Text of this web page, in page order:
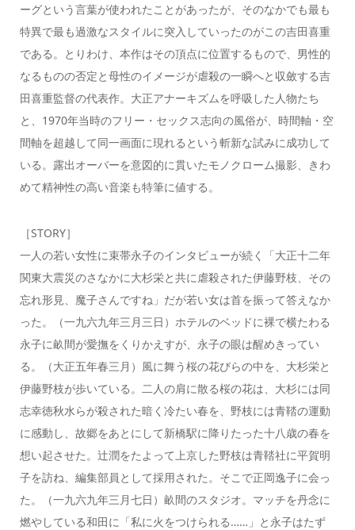
ーグという言葉が使われたことがあったが、そのなかでも最も
特異で最も過激なスタイルに突入していったのがこの吉田喜重
である。とりわけ、本作はその頂点に位置するもので、男性的
なるものの否定と母性のイメージが虐殺の一瞬へと収斂する吉
田喜重監督の代表作。大正アナーキズムを呼吸した人物たち
と、1970年当時のフリー・セックス志向の風俗が、時間軸・空
間軸を超越して同一画面に現れるという斬新な試みに成功して
いる。露出オーバーを意図的に貫いたモノクローム撮影、きわ
めて精神性の高い音楽も特筆に値する。
［STORY］
一人の若い女性に束帯永子のインタビューが続く「大正十二年
関東大震災のさなかに大杉栄と共に虐殺された伊藤野枝、その
忘れ形見、魔子さんですね」だが若い女は首を振って答えなか
った。（一九六九年三月三日）ホテルのベッドに裸で横たわる
永子に畝間が愛撫をくりかえすが、永子の眼は醒めきってい
る。（大正五年春三月）風に舞う桜の花びらの中を、大杉栄と
伊藤野枝が歩いている。二人の肩に散る桜の花は、大杉には同
志幸徳秋水らが殺された暗く冷たい春を、野枝には青鞜の運動
に感動し、故郷をあとにして新橋駅に降りたった十八歳の春を
想い起させた。辻潤をたよって上京した野枝は青鞜社に平賀明
子を訪ね、編集部員として採用された。そこで正岡逸子に会っ
た。（一九六九年三月七日）畝間のスタジオ。マッチを丹念に
燃やしている和田に「私に火をつけられる……」と永子はたず